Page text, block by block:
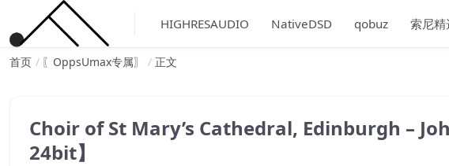
HIGHRESAUDIO NativeDSD qobuz 索尼精
首页 〖OppsUmax专属〗 正文
Choir of St Mary’s Cathedral, Edinburgh –
24bit】